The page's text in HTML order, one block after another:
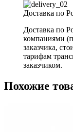
Доставка по
Доставка по
компаниями
заказчика,
тарифам
заказчиком.
Похожие